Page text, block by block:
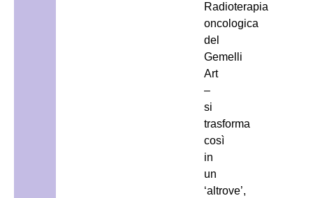
Radioterapia
oncologica
del
Gemelli
Art
–
si
trasforma
così
in
un
‘altrove’,